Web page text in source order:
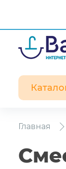
Главная